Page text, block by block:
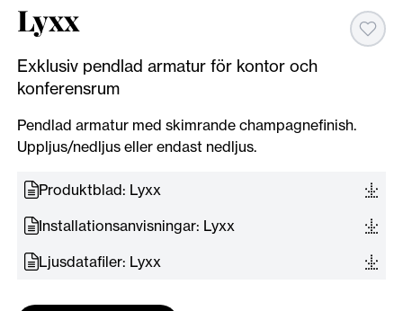
Lyxx
Exklusiv pendlad armatur för kontor och
konferensrum
Pendlad armatur med skimrande champagnefinish.
Uppljus/nedljus eller endast nedljus.
Produktblad: Lyxx
Installationsanvisningar: Lyxx
Ljusdatafiler: Lyxx